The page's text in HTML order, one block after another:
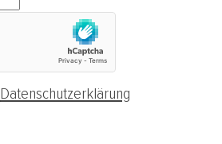
Datenschutzerklärung